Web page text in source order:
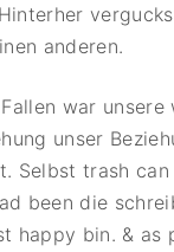
anderen.
war
unser
Selbst trash
been die
happy bin. & as